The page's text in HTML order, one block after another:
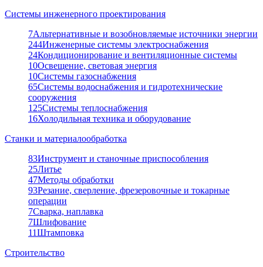
Системы инженерного проектирования
7Альтернативные и возобновляемые источники энергии
244Инженерные системы электроснабжения
24Кондиционирование и вентиляционные системы
10Освещение, световая энергия
10Системы газоснабжения
65Системы водоснабжения и гидротехнические
сооружения
125Системы теплоснабжения
16Холодильная техника и оборудование
Станки и материалообработка
83Инструмент и станочные приспособления
25Литье
47Методы обработки
93Резание, сверление, фрезеровочные и токарные
операции
7Сварка, наплавка
7Шлифование
11Штамповка
Строительство